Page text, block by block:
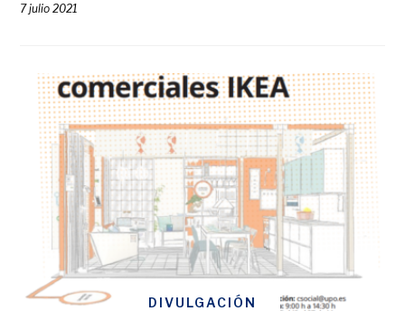
7 julio 2021
DIVULGACIÓN